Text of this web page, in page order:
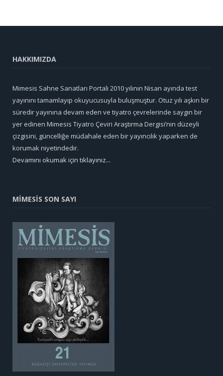
HAKKIMIZDA
Mimesis Sahne Sanatları Portali 2010 yılının Nisan ayında test
yayınını tamamlayıp okuyucusuyla buluşmuştur. Otuz yılı aşkın bir
süredir yayınına devam eden ve tiyatro çevrelerinde saygın bir
yer edinen Mimesis Tiyatro Çeviri Araştırma Dergisi’nin düzeyli
çizgisini, güncelliğe müdahale eden bir yayıncılık yaparken de
korumak niyetindedir.
Devamını okumak için tıklayınız...
MİMESİS SON SAYI